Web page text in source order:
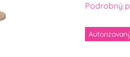
Podrobný